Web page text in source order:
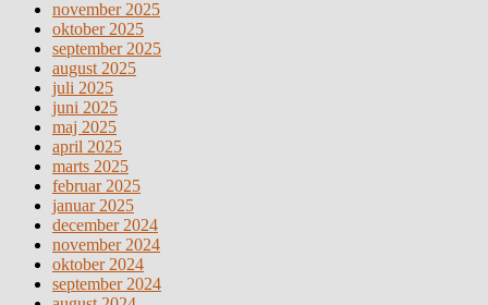
november 2025
oktober 2025
september 2025
august 2025
juli 2025
juni 2025
maj 2025
april 2025
marts 2025
februar 2025
januar 2025
december 2024
november 2024
oktober 2024
september 2024